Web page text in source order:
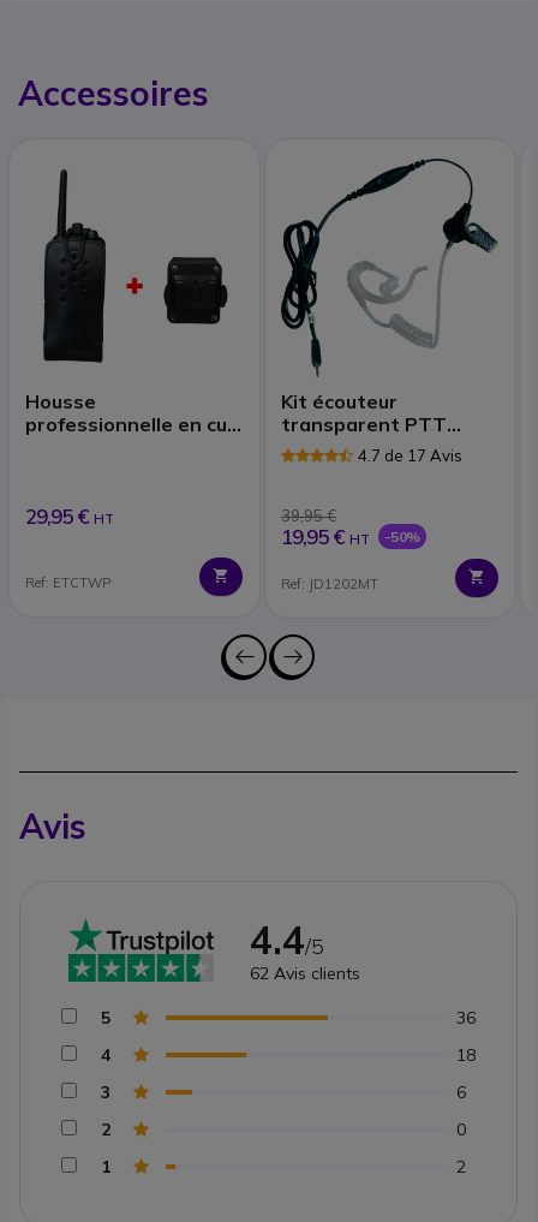
Accessoires
Housse
professionnelle en cuir
29,95 € HT
Ref: ETCTWP
Kit écouteur
transparent PTT
Motorola & Cobra
4.7 de 17 Avis
39,95 €
19,95 € HT -50%
Ref: JD1202MT
Avis
4.4/5
62 Avis clients
5
36
4
18
3
6
2
0
1
2